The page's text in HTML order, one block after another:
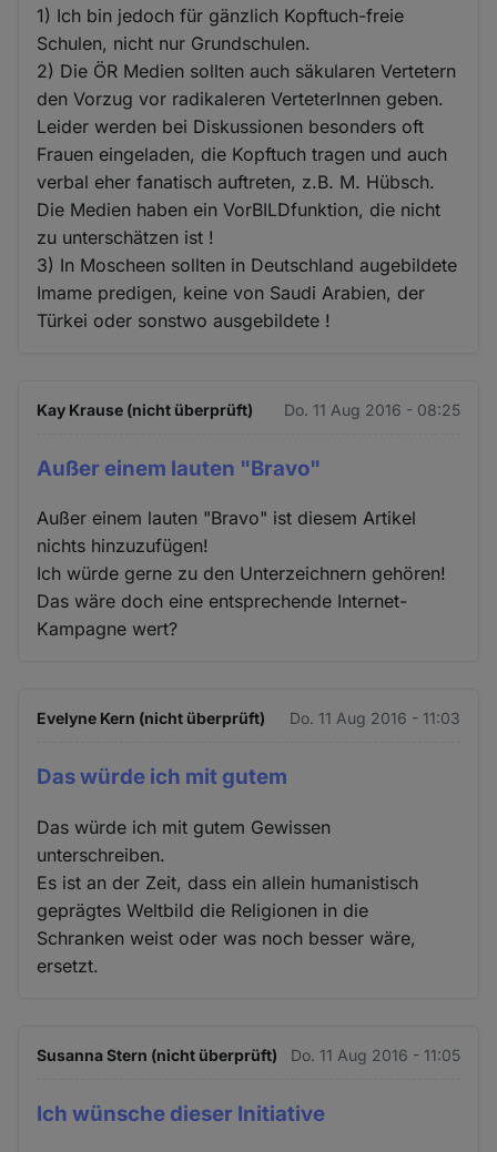
1) Ich bin jedoch für gänzlich Kopftuch-freie
Schulen, nicht nur Grundschulen.
2) Die ÖR Medien sollten auch säkularen Vertetern
den Vorzug vor radikaleren VerteterInnen geben.
Leider werden bei Diskussionen besonders oft
Frauen eingeladen, die Kopftuch tragen und auch
verbal eher fanatisch auftreten, z.B. M. Hübsch.
Die Medien haben ein VorBILDfunktion, die nicht
zu unterschätzen ist !
3) In Moscheen sollten in Deutschland augebildete
Imame predigen, keine von Saudi Arabien, der
Türkei oder sonstwo ausgebildete !
Kay Krause (nicht überprüft) Do. 11 Aug 2016 - 08:25
Außer einem lauten "Bravo"
Außer einem lauten "Bravo" ist diesem Artikel
nichts hinzuzufügen!
Ich würde gerne zu den Unterzeichnern gehören!
Das wäre doch eine entsprechende Internet-
Kampagne wert?
Evelyne Kern (nicht überprüft) Do. 11 Aug 2016 - 11:03
Das würde ich mit gutem
Das würde ich mit gutem Gewissen
unterschreiben.
Es ist an der Zeit, dass ein allein humanistisch
geprägtes Weltbild die Religionen in die
Schranken weist oder was noch besser wäre,
ersetzt.
Susanna Stern (nicht überprüft) Do. 11 Aug 2016 - 11:05
Ich wünsche dieser Initiative